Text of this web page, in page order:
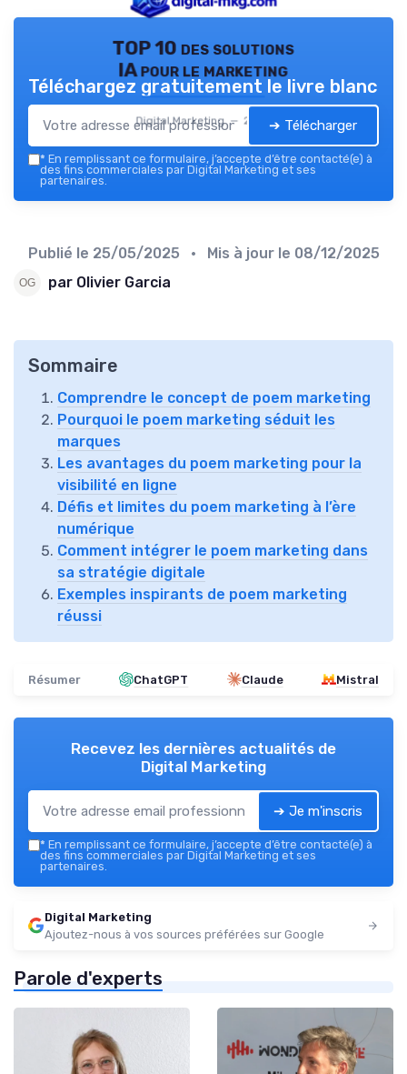
TOP 10 des solutions
IA pour le marketing
Digital Marketing — 2026
Téléchargez gratuitement le livre blanc
➔ Télécharger
* En remplissant ce formulaire, j’accepte d’être contacté(e) à
des fins commerciales par Digital Marketing et ses
partenaires.
Publié le 25/05/2025 • Mis à jour le 08/12/2025
par Olivier Garcia
Sommaire
Comprendre le concept de poem marketing
Pourquoi le poem marketing séduit les
marques
Les avantages du poem marketing pour la
visibilité en ligne
Défis et limites du poem marketing à l’ère
numérique
Comment intégrer le poem marketing dans
sa stratégie digitale
Exemples inspirants de poem marketing
réussi
Résumer ChatGPT Claude Mistral
Recevez les dernières actualités de
Digital Marketing
➔ Je m'inscris
* En remplissant ce formulaire, j’accepte d’être contacté(e) à
des fins commerciales par Digital Marketing et ses
partenaires.
Digital Marketing
Ajoutez-nous à vos sources préférées sur Google
Parole d'experts